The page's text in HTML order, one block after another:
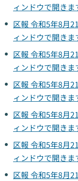
ィンドウで開きま
区報 令和5年8月
ィンドウで開きま
区報 令和5年8月
ィンドウで開きま
区報 令和5年8月
ィンドウで開きま
区報 令和5年8月
ィンドウで開きま
区報 令和5年8月
ィンドウで開きま
区報 令和5年8月